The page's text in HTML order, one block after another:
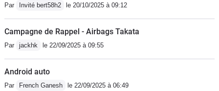
Par Invité bert58h2 le 20/10/2025 à 09:12
Campagne de Rappel - Airbags Takata
Par jackhk le 22/09/2025 à 09:55
Android auto
Par French Ganesh le 22/09/2025 à 06:49